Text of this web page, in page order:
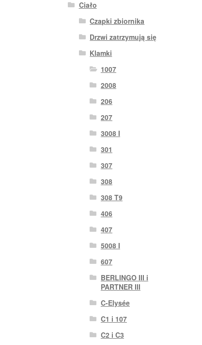
Ciało
Czapki zbiornika
Drzwi zatrzymują się
Klamki
1007
2008
206
207
3008 I
301
307
308
308 T9
406
407
5008 I
607
BERLINGO III i
PARTNER III
C-Elysée
C1 i 107
C2 i C3